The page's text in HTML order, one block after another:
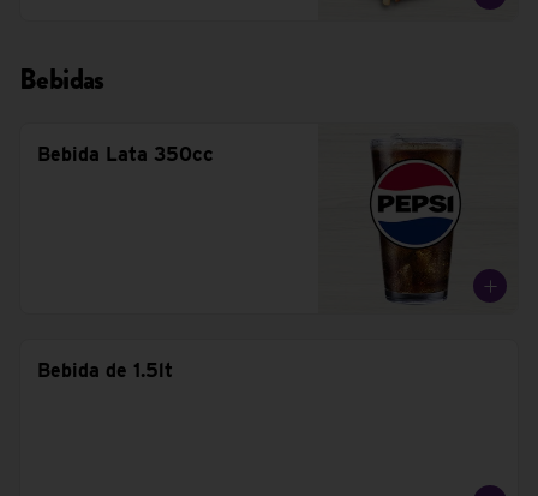
Bebidas
Bebida Lata 350cc
Bebida de 1.5lt